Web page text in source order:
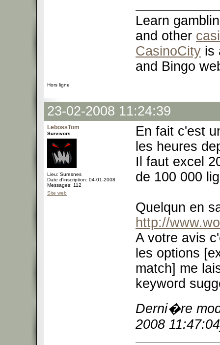
Learn
and other
CasinoCity is
and Bingo
Hors ligne
23-02-2008 11:24:39
LebossTom
Survivors
Lieu: Suresnes
Date d'inscription: 04-01-2008
Messages: 112
Site web
En fait c'est
les heures
Il faut excel
de 100 000
Quelqun en
http://
A votre avis
les options
match] me
keyword
Derni�re
2008